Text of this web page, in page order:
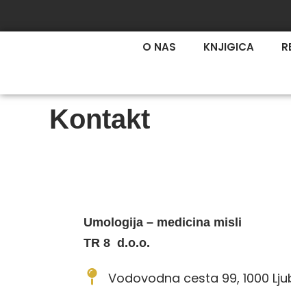
O NAS KNJIGICA
Kontakt
Umologija – medicina misli
TR 8 d.o.o.
Vodovodna cesta 99, 1000